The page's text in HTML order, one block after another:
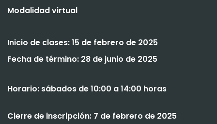
Modalidad virtual
Inicio de clases: 15 de febrero de 2025
Fecha de término: 28 de junio de 2025
Horario: sábados de 10:00 a 14:00 horas
Cierre de inscripción: 7 de febrero de 2025